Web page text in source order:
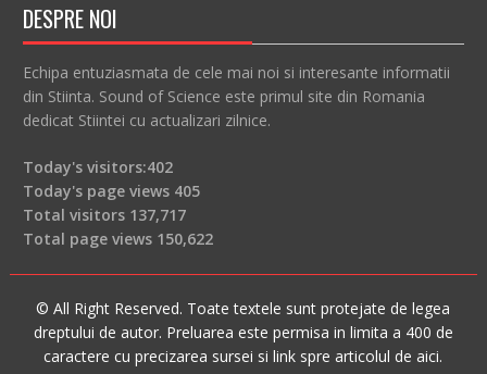
DESPRE NOI
Echipa entuziasmata de cele mai noi si interesante informatii
din Stiinta. Sound of Science este primul site din Romania
dedicat Stiintei cu actualizari zilnice.
Today's visitors:402
Today's page views 405
Total visitors 137,717
Total page views 150,622
© All Right Reserved. Toate textele sunt protejate de legea
dreptului de autor. Preluarea este permisa in limita a 400 de
caractere cu precizarea sursei si link spre articolul de aici.